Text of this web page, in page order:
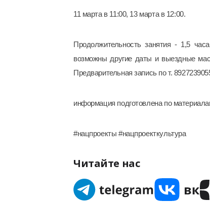
11 марта в 11:00, ️13 марта в 12:00.
Продолжительность занятия - 1,5
возможны другие даты и выездные
Предварительная запись по т.
информация подготовлена по
#нацпроекты #нацпроекткультура
Читайте нас